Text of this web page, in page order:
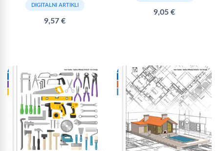
DIGITALNI ARTIKLI
9,57 €
9,05 €